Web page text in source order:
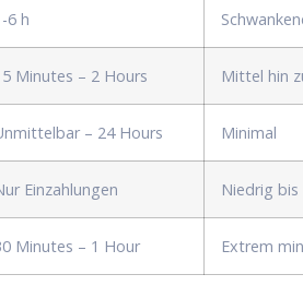
6 h
Minutes – 2 Hours Mittel hin
– 24 Hours Minimal
Einzahlungen Niedrig
Minutes – 1 Hour Extrem